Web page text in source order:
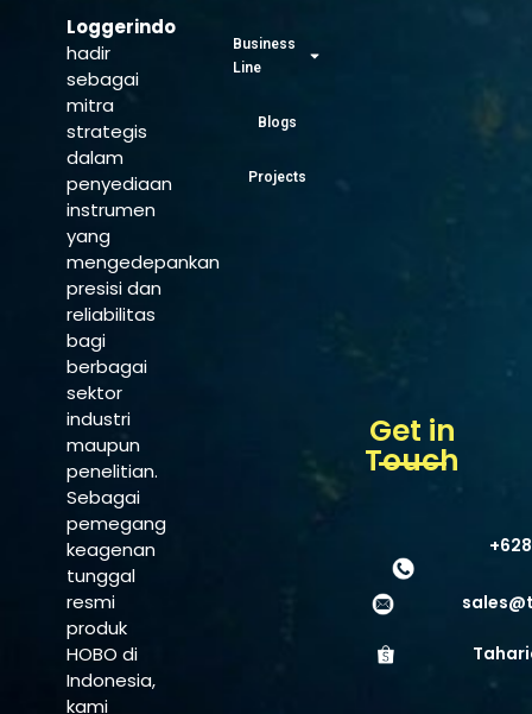
Loggerindo
hadir
sebagai
mitra
strategis
dalam
penyediaan
instrumen
yang
mengedepankan
presisi dan
reliabilitas
bagi
berbagai
sektor
industri
maupun
penelitian.
Sebagai
pemegang
keagenan
tunggal
resmi
produk
HOBO di
Indonesia,
kami
Business
Line
Blogs
Projects
Get in
Touch